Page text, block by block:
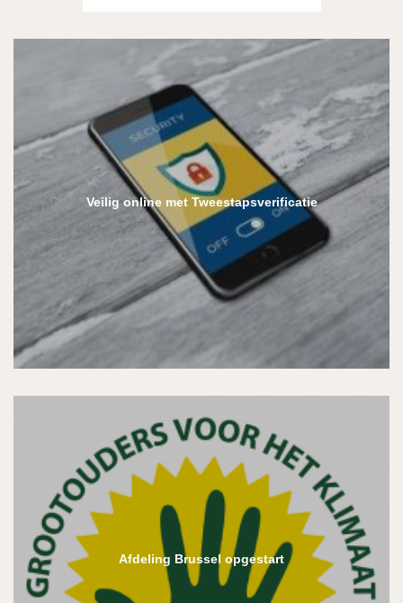
Veilig online met Tweestapsverificatie
Afdeling Brussel opgestart